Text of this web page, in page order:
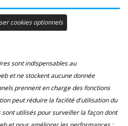
Général au Tourisme sous la
cookies optionnels
sont indispensables au
et ne stockent aucune donnée
prennent en charge des fonctions
peut réduire la facilité d'utilisation du
utilisés pour surveiller la façon dont